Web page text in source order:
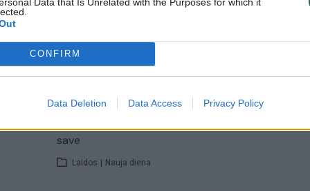
CONFIRM
Data Deletion Data Access Privacy Policy
00:11:27
Lietuvos pasiruošimą pavojams neigiamai
save
Laidos | Nauja diena